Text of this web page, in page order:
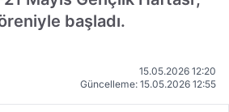
başladı.
15.05.2026 12:20
Güncelleme: 15.05.2026 12:55